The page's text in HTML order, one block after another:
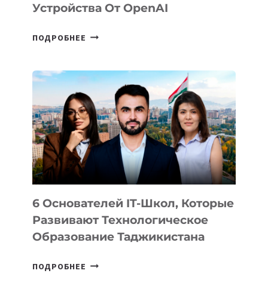
Устройства От OpenAI
ПОДРОБНЕЕ СТАЛИ
ВНЕШНЕГО
ВИДА
НОВОГО
УСТРОЙСТВА
ОТ
OPENAI
6 Основателей IT-Школ, Которые
Развивают Технологическое
Образование Таджикистана
ПОДРОБНЕЕ 6